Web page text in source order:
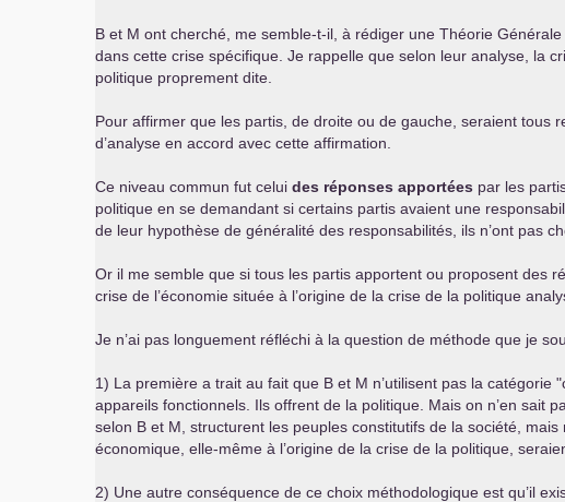
B et M ont cherché, me semble-t-il, à rédiger une Théorie
dans cette crise spécifique. Je rappelle que selon leur analyse, la
politique proprement dite.
Pour affirmer que les partis, de droite ou de gauche, seraient tous
d’analyse en accord avec cette affirmation.
Ce niveau commun fut celui des réponses apportées par les
politique en se demandant si certains partis avaient une
de leur hypothèse de généralité des responsabilités, ils n’ont pas
Or il me semble que si tous les partis apportent ou proposent des
crise de l’économie située à l’origine de la crise de la politique
Je n’ai pas longuement réfléchi à la question de méthode que je
1) La première a trait au fait que B et M n’utilisent pas la
appareils fonctionnels. Ils offrent de la politique. Mais on n’en sait
selon B et M, structurent les peuples constitutifs de la société,
économique, elle-même à l’origine de la crise de la politique,
2) Une autre conséquence de ce choix méthodologique est qu’il